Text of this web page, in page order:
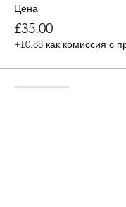
Цена
£35.00
+£0.88 как комиссия с